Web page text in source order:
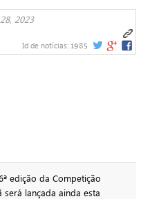
2023
Id de notícias: 1985
edição da Competição
lançada ainda esta